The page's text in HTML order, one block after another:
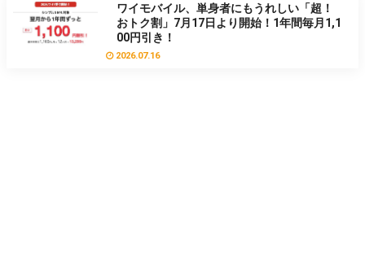
ワイモバイル、単身者にもうれしい「超！
おトク割」7月17日より開始！1年間毎月1,1
00円引き！
2026.07.16